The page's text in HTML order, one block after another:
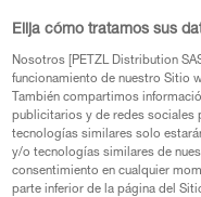
nuestras páginas de
Elija cómo tratamos sus
Nosotros [PETZL Distribution
funcionamiento de nuestro Sitio
También compartimos
publicitarios y de redes sociales
tecnologías similares solo
y/o tecnologías similares de
consentimiento en cualquier
parte inferior de la página del